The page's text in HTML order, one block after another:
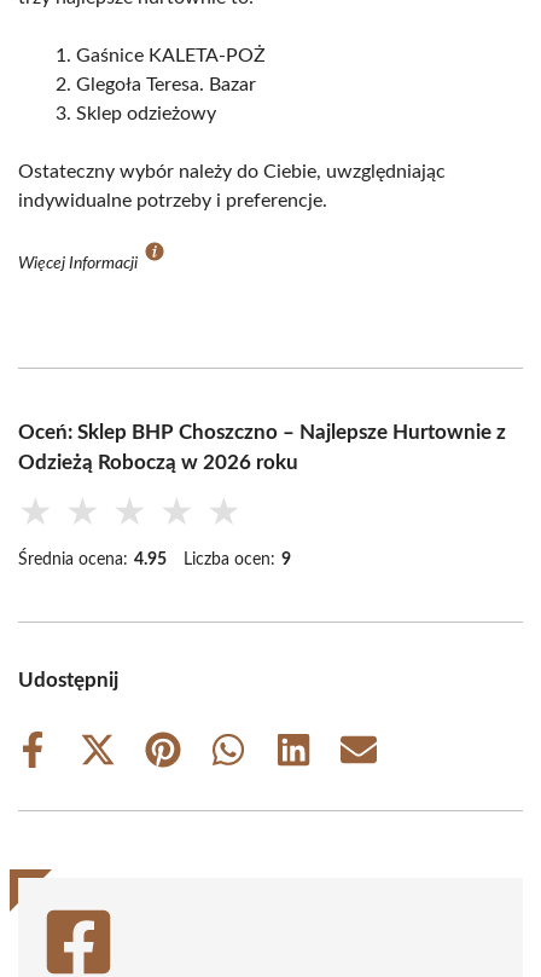
Gaśnice KALETA-POŻ
Glegoła Teresa. Bazar
Sklep odzieżowy
Ostateczny wybór należy do Ciebie, uwzględniając
indywidualne potrzeby i preferencje.
Więcej Informacji
Oceń: Sklep BHP Choszczno – Najlepsze Hurtownie z
Odzieżą Roboczą w 2026 roku
★ ★ ★ ★ ★
Średnia ocena: 4.95 Liczba ocen: 9
Udostępnij
Share
Share
(Twitter)
Share
Share
Share
Share